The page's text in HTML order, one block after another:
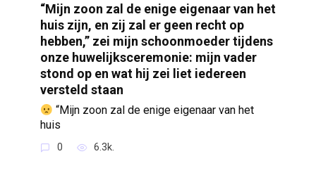
“Mijn zoon zal de enige eigenaar van het
huis zijn, en zij zal er geen recht op
hebben,” zei mijn schoonmoeder tijdens
onze huwelijksceremonie: mijn vader
stond op en wat hij zei liet iedereen
versteld staan
“Mijn zoon zal de enige eigenaar van het
huis
0 6.3k.